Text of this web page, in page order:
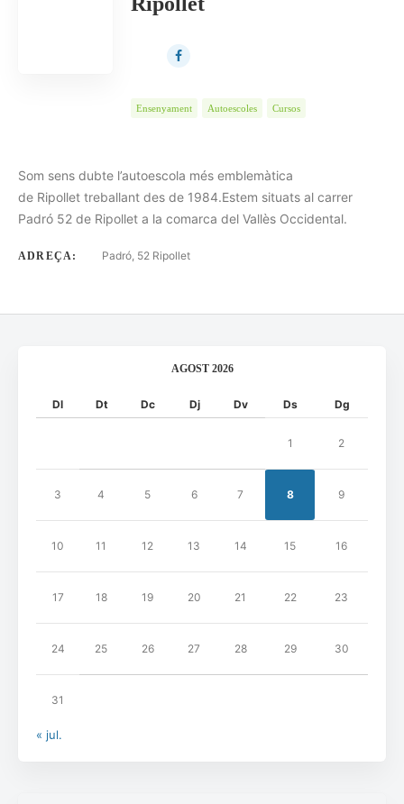
Ensenyament Autoescoles Cursos
Som sens dubte l’autoescola més emblemàtica
de Ripollet treballant des de 1984.Estem situats al carrer
Padró 52 de Ripollet a la comarca del Vallès Occidental.
ADREÇA: Padró, 52 Ripollet
AGOST 2026
Dl Dt Dc Dj Dv Ds Dg
1 2
3 4 5 6 7 8 9
10 11 12 13 14 15 16
17 18 19 20 21 22 23
24 25 26 27 28 29 30
31
« jul.